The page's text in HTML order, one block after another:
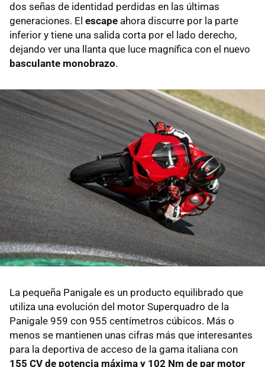
dos señas de identidad perdidas en las últimas
generaciones. El escape ahora discurre por la parte
inferior y tiene una salida corta por el lado derecho,
dejando ver una llanta que luce magnífica con el nuevo
basculante monobrazo.
La pequeña Panigale es un producto equilibrado que
utiliza una evolución del motor Superquadro de la
Panigale 959 con 955 centímetros cúbicos. Más o
menos se mantienen unas cifras más que interesantes
para la deportiva de acceso de la gama italiana con
155 CV de potencia máxima y 102 Nm de par motor